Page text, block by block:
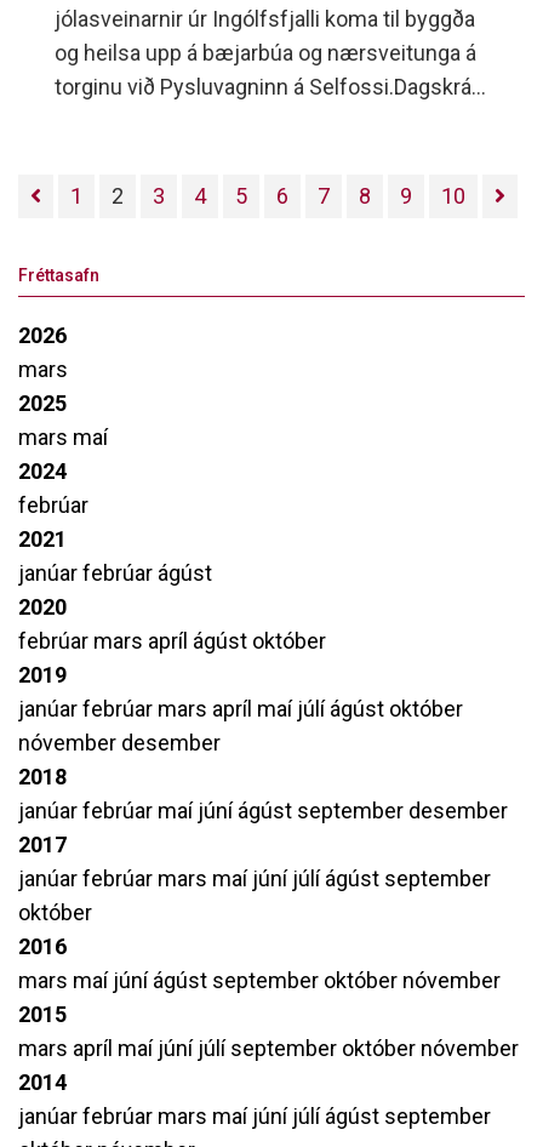
jólasveinarnir úr Ingólfsfjalli koma til byggða
og heilsa upp á bæjarbúa og nærsveitunga á
torginu við Pysluvagninn á Selfossi.Dagskráin
jólasveinarnir akandi yfir Ölfusárbrúna.
1 2 3 4 5 6 7 8 9 10
Fréttasafn
2026
mars
2025
mars maí
2024
febrúar
2021
janúarfebrúar ágúst
2020
febrúar mars apríl ágúst október
2019
janúarfebrúar mars apríl maí júlíágúst október
nóvember desember
2018
janúarfebrúar maí júníágúst september desember
2017
janúarfebrúar mars maí júní júlíágúst september
október
2016
mars maí júníágúst september október nóvember
2015
mars apríl maí júní júlíseptember október nóvember
2014
janúarfebrúar mars maí júní júlíágúst september